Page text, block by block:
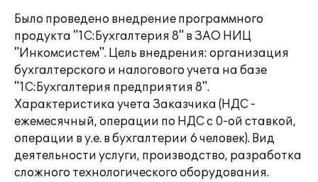
Было проведено внедрение программного
продукта "1С:Бухгалтерия 8" в ЗАО НИЦ
"Инкомсистем". Цель внедрения: организация
бухгалтерского и налогового учета на базе
"1С:Бухгалтерия предприятия 8".
Характеристика учета Заказчика (НДС -
ежемесячный, операции по НДС с 0-ой ставкой,
операции в у.е. в бухгалтерии 6 человек). Вид
деятельности услуги, производство, разработка
сложного технологического оборудования.